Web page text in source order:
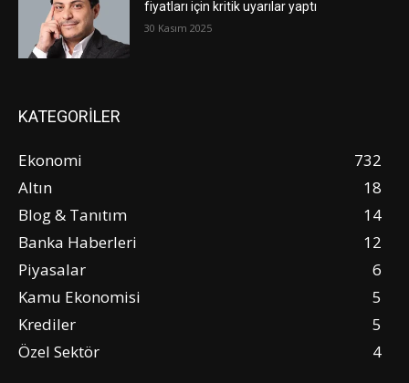
fiyatları için kritik uyarılar yaptı
30 Kasım 2025
KATEGORİLER
Ekonomi
732
Altın
18
Blog & Tanıtım
14
Banka Haberleri
12
Piyasalar
6
Kamu Ekonomisi
5
Krediler
5
Özel Sektör
4